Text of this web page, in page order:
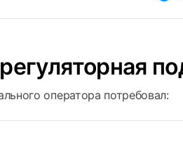
оператора потребовал: